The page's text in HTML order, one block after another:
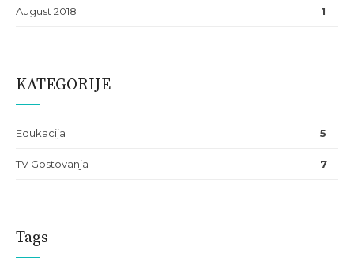
August 2018 1
KATEGORIJE
Edukacija 5
TV Gostovanja 7
Tags